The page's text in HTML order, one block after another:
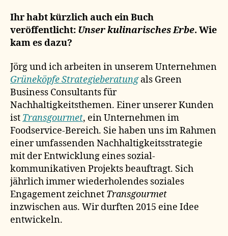
Ihr habt kürzlich auch ein Buch
veröffentlicht: Unser kulinarisches Erbe. Wie
kam es dazu?
Jörg und ich arbeiten in unserem Unternehmen
Grüneköpfe Strategieberatungals Green
Business Consultants für
Nachhaltigkeitsthemen. Einer unserer Kunden
ist Transgourmet, ein Unternehmen im
Foodservice-Bereich. Sie haben uns im Rahmen
einer umfassenden Nachhaltigkeitsstrategie
mit der Entwicklung eines sozial-
kommunikativen Projekts beauftragt. Sich
jährlich immer wiederholendes soziales
Engagement zeichnet Transgourmet
inzwischen aus. Wir durften 2015 eine Idee
entwickeln.